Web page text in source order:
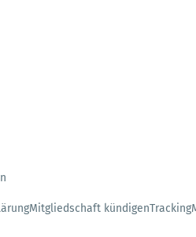
Mitgliedschaft kündigenTracking